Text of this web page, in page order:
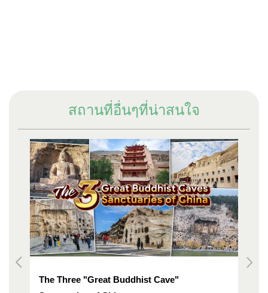
สถานที่อื่นๆที่น่าสนใจ
The Three "Great Buddhist Cave"